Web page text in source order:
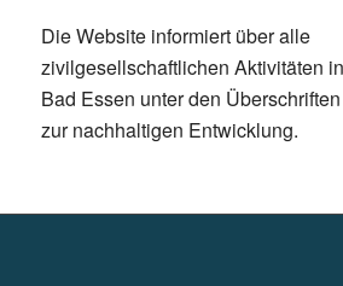
Die Website informiert über alle
zivilgesellschaftlichen Aktivitäten
Bad Essen unter den
zur nachhaltigen Entwicklung.